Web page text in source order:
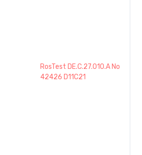
RosTest DE.C.27.010.A No
42426 D11C21